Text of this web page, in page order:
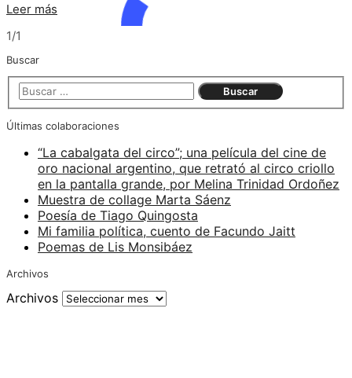
Leer más
1/1
Buscar
Últimas colaboraciones
“La cabalgata del circo”; una película del cine de
oro nacional argentino, que retrató al circo criollo
en la pantalla grande, por Melina Trinidad Ordoñez
Muestra de collage Marta Sáenz
Poesía de Tiago Quingosta
Mi familia política, cuento de Facundo Jaitt
Poemas de Lis Monsibáez
Archivos
Archivos